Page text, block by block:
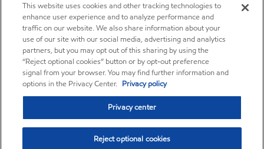
This website uses cookies and other tracking technologies to
enhance user experience and to analyze performance and
traffic on our website. We also share information about your
use of our site with our social media, advertising and analytics
partners, but you may opt out of this sharing by using the
“Reject optional cookies” button or by opt-out preference
signal from your browser. You may find further information and
options in the Privacy Center. Privacy policy
Privacy center
Reject optional cookies